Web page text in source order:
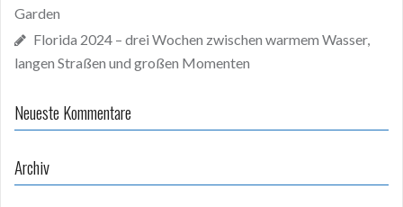
Garden
Florida 2024 – drei Wochen zwischen warmem Wasser,
langen Straßen und großen Momenten
Neueste Kommentare
Archiv